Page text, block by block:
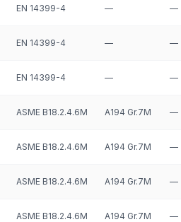
EN 14399-4 — —
EN 14399-4 — —
EN 14399-4 — —
ASME B18.2.4.6M A194 Gr.7M —
ASME B18.2.4.6M A194 Gr.7M —
ASME B18.2.4.6M A194 Gr.7M —
ASME B18.2.4.6M A194 Gr.7M —